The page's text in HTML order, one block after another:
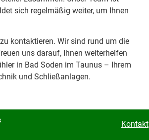
sich regelmäßig weiter, um Ihnen
kontaktieren. Wir sind rund um die
uns darauf, Ihnen weiterhelfen
in Bad Soden im Taunus – Ihrem
und Schließanlagen.
Kontakt